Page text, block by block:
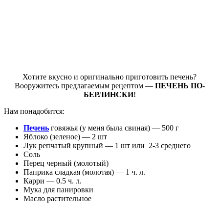
Хотите вкусно и оригинально приготовить печень?
Вооружитесь предлагаемым рецептом — ПЕЧЕНЬ ПО-
БЕРЛИНСКИ!
Нам понадобится:
Печень говяжья (у меня была свиная) — 500 г
Яблоко (зеленое) — 2 шт
Лук репчатый крупный — 1 шт или 2-3 среднего
Соль
Перец черный (молотый)
Паприка сладкая (молотая) — 1 ч. л.
Карри — 0.5 ч. л.
Мука для панировки
Масло растительное